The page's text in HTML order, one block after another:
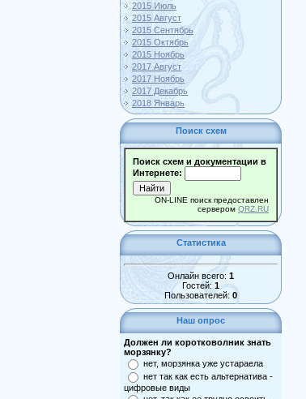
2015 Июль
2015 Август
2015 Сентябрь
2015 Октябрь
2015 Ноябрь
2017 Август
2017 Ноябрь
2017 Декабрь
2018 Январь
Поиск схем
Поиск схем и документации в
Интернете:
ON-LINE поиск предоставлен
сервером QRZ.RU
Статистика
Онлайн всего: 1
Гостей: 1
Пользователей: 0
Наш опрос
Должен ли коротковолник знать
морзянку?
нет, морзянка уже устараела
нет так как есть альтернатива -
цифровые виды